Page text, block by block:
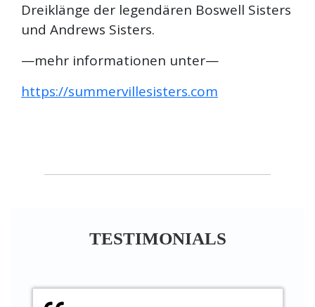
Dreiklänge der legendären Boswell Sisters
und Andrews Sisters.
—mehr informationen unter—
https://summervillesisters.com
TESTIMONIALS